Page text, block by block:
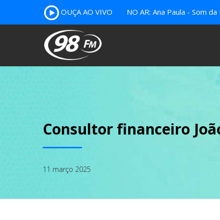
OUÇA AO VIVO NO AR: Ana Paula - Som da
Consultor financeiro
11 março 2025